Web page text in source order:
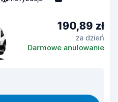
190,89 zł
za dzień
Darmowe anulowanie